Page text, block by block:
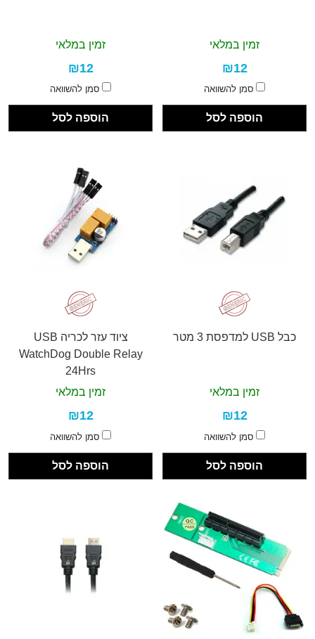
זמין במלאי
₪12
סמן להשוואה
הוספה לסל
זמין במלאי
₪12
סמן להשוואה
הוספה לסל
כבל USB למדפסת 3 מטר
זמין במלאי
₪12
סמן להשוואה
הוספה לסל
ציוד עזר לכריה USB
WatchDog Double Relay
24Hrs
זמין במלאי
₪12
סמן להשוואה
הוספה לסל